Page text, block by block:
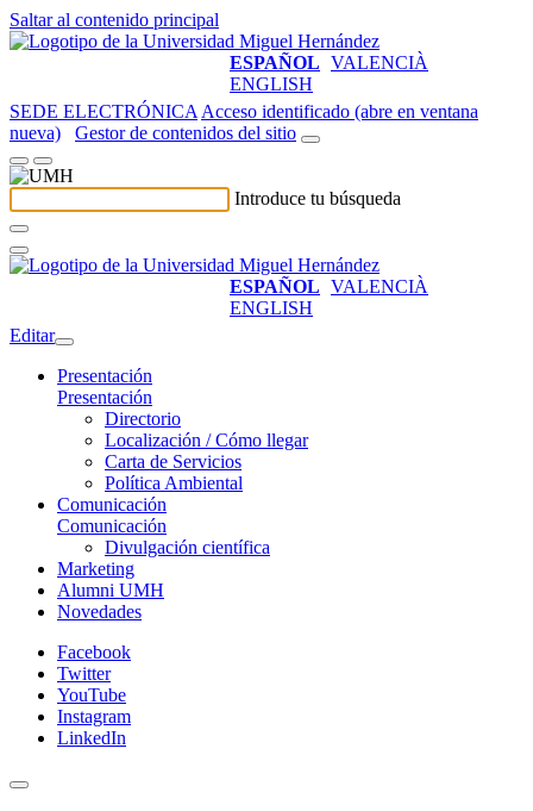
Saltar al contenido principal
ESPAÑOL VALENCIÀ
ENGLISH
SEDE ELECTRÓNICA Acceso identificado (abre en ventana
nueva)
Gestor de contenidos del sitio
Introduce tu búsqueda
ESPAÑOL VALENCIÀ
ENGLISH
Editar
Presentación
Presentación
Directorio
Localización / Cómo llegar
Carta de Servicios
Política Ambiental
Comunicación
Comunicación
Divulgación científica
Marketing
Alumni UMH
Novedades
Facebook
Twitter
YouTube
Instagram
LinkedIn